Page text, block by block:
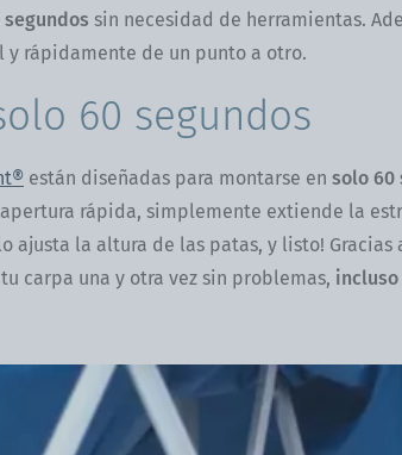
sin necesidad de herramientas.
rápidamente de un punto a otro.
60 segundos
están diseñadas para montarse en solo 60
rápida, simplemente extiende la
ajusta la altura de las patas, y listo! Gracias
carpa una y otra vez sin problemas,